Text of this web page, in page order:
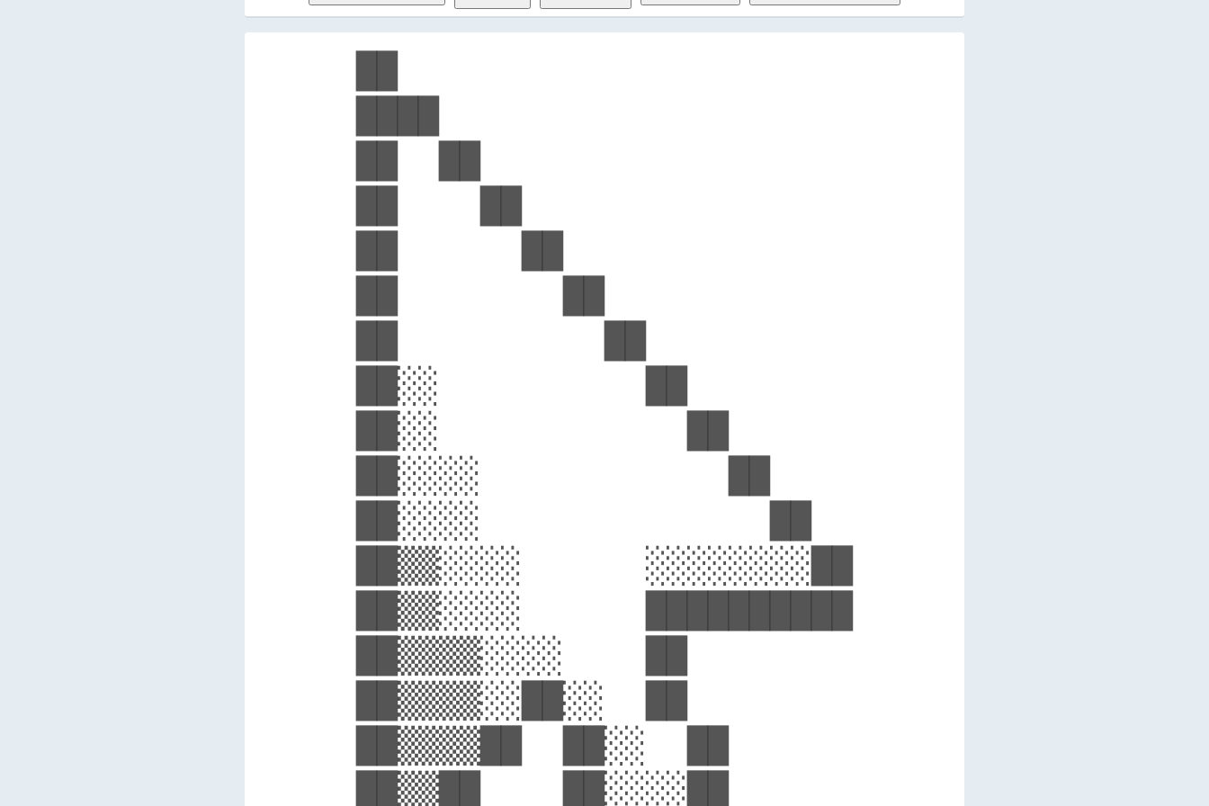
██░░          ██
██░░            ██
██░░░░            ██
██░░░░              ██
██▒▒░░░░      ░░░░░░░░██
██▒▒░░░░      ██████████
██▒▒▒▒░░░░    ██
██▒▒▒▒░░██░░  ██
██▒▒▒▒██  ██░░  ██
██▒▒██    ██░░░░██